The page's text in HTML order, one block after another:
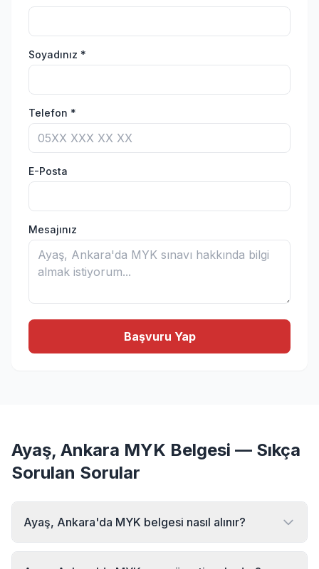
Soyadınız *
Telefon *
E-Posta
Mesajınız
Başvuru Yap
Ayaş, Ankara MYK Belgesi — Sıkça
Sorulan Sorular
Ayaş, Ankara'da MYK belgesi nasıl alınır?
Ayaş, Ankara bölgesinde MYK belgesi almak için MYK
Sınav Merkezi'ne başvurabilirsiniz. Online başvuru formu